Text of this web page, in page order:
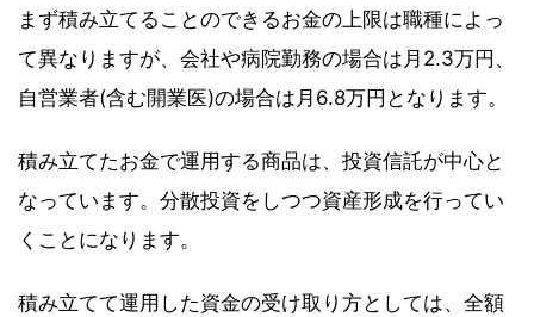
まず積み立てることのできるお金の上限は職種によっ
て異なりますが、会社や病院勤務の場合は月2.3万円、
自営業者(含む開業医)の場合は月6.8万円となります。
積み立てたお金で運用する商品は、投資信託が中心と
なっています。分散投資をしつつ資産形成を行ってい
くことになります。
積み立てて運用した資金の受け取り方としては、全額